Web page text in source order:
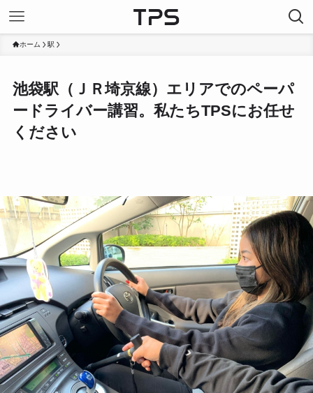
ホーム 駅
池袋駅（ＪＲ埼京線）エリアでのペーパ
ードライバー講習。私たちTPSにお任せ
ください